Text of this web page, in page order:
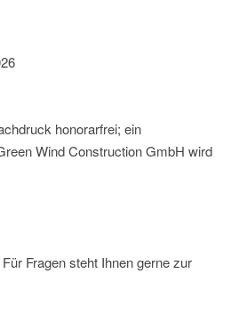
honorarfrei; ein
Wind Construction GmbH wird
Fragen steht Ihnen gerne zur